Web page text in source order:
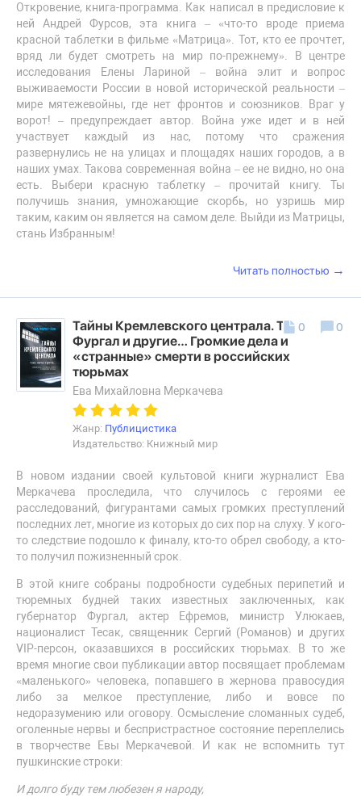
Откровение, книга-программа. Как написал в предисловие к
ней Андрей Фурсов, эта книга – «что-то вроде приема
красной таблетки в фильме «Матрица». Тот, кто ее прочтет,
вряд ли будет смотреть на мир по-прежнему». В центре
исследования Елены Лариной – война элит и вопрос
выживаемости России в новой исторической реальности –
мире мятежевойны, где нет фронтов и союзников. Враг у
ворот! – предупреждает автор. Война уже идет и в ней
участвует каждый из нас, потому что сражения
развернулись не на улицах и площадях наших городов, а в
наших умах. Такова современная война – ее не видно, но она
есть. Выбери красную таблетку – прочитай книгу. Ты
получишь знания, умножающие скорбь, но узришь мир
таким, каким он является на самом деле. Выйди из Матрицы,
стань Избранным!
Читать полностью →
Тайны Кремлевского централа. Тесак,
Фургал и другие… Громкие дела и
«странные» смерти в российских
тюрьмах
Ева Михайловна Меркачева
Жанр: Публицистика
Издательство: Книжный мир
В новом издании своей культовой книги журналист Ева
Меркачева проследила, что случилось с героями ее
расследований, фигурантами самых громких преступлений
последних лет, многие из которых до сих пор на слуху. У кого-
то следствие подошло к финалу, кто-то обрел свободу, а кто-
то получил пожизненный срок.
В этой книге собраны подробности судебных перипетий и
тюремных будней таких известных заключенных, как
губернатор Фургал, актер Ефремов, министр Улюкаев,
националист Тесак, священник Сергий (Романов) и других
VIP-персон, оказавшихся в российских тюрьмах. В то же
время многие свои публикации автор посвящает проблемам
«маленького» человека, попавшего в жернова правосудия
либо за мелкое преступление, либо и вовсе по
недоразумению или оговору. Осмысление сломанных судеб,
оголенные нервы и беспристрастное состояние переплелись
в творчестве Евы Меркачевой. И как не вспомнить тут
пушкинские строки:
И долго буду тем любезен я народу,
0 0